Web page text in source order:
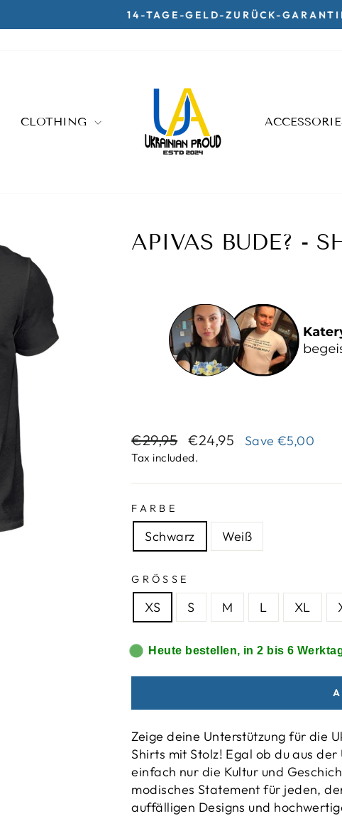
Pause
14-TAGE-GELD-ZURÜCK-GARANTIE
CLOTHING
APIVAS BUDE? -
Regular
price
€29,95
Sale
price
€24,95 Save €5,00
Tax included.
FARBE
Schwarz Weiß
GRÖSSE
XS S M L XL
Heute bestellen, in 2 bis 6
Zeige deine Unterstützung für die
Shirts mit Stolz! Egal ob du aus
einfach nur die Kultur und
modisches Statement für jeden,
auffälligen Designs und